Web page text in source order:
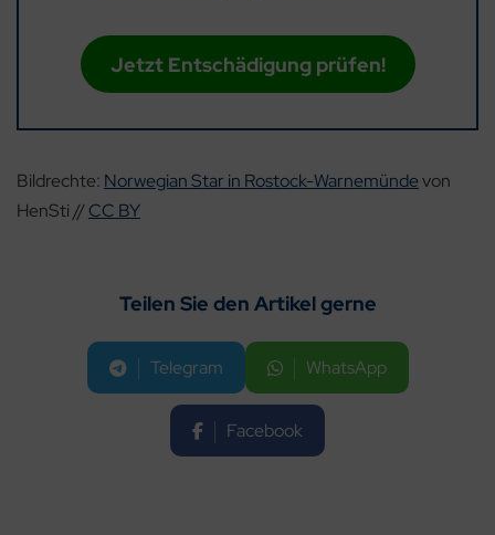
Jetzt Entschädigung prüfen!
Bildrechte: Norwegian Star in Rostock-Warnemündevon
HenSti //CC BY
Teilen Sie den Artikel gerne
Telegram WhatsApp
Facebook